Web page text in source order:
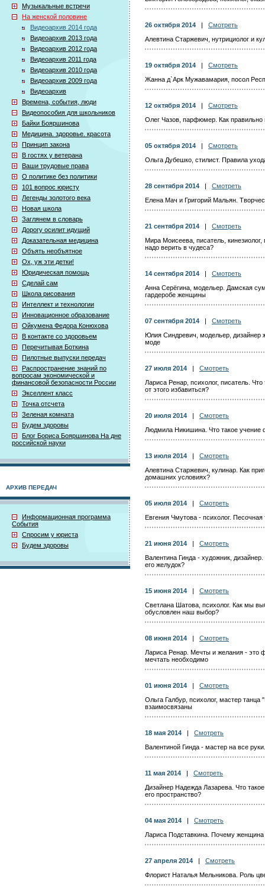
Музыкальные встречи
На женской половине
Видеоархив 2014 года
Видеоархив 2013 года
Видеоархив 2012 года
Видеоархив 2011 года
Видеоархив 2010 года
Видеоархив 2009 года
Видеоархив
Времена, события, люди
Видеопособия для школьников
Байки Бояршинова
Медицина. здоровье. красота
Принцип закона
В гостях у ветерана
Ваши трудовые права
О политике без политики
101 вопрос юристу
Легенды золотого века
Новая школа
Заглянем в словарь
Дорогу осилит идущий
Доказательная медицина
Объять необъятное
Ох, уж эти детки!
Юридическая помощь
Сделай сам
Школа рисования
Интеллект и технологии
Инновационное образование
Ойкумена Федора Конюхова
В контакте со здоровьем
Перечитывая Боткина
Пилотные выпуски передач
Распространение знаний по
вопросам экономической и
финансовой безопасности России
Экселлент класс
Точка отсчета
Зеленая комната
Будем здоровы
Блог Бориса Бояршинова На дне
российской науки
АРХИВ ПЕРЕДАЧ
Информационная программа
События
Спросим у юриста
Будем здоровы
26 октября 2014
Смотреть
Алевтина Старжевич, нутрициолог и
19 октября 2014
Смотреть
Жанна д`Арк Мужавамария, посол
12 октября 2014
Смотреть
Олег Чазов, парфюмер. Как правильно
05 октября 2014
Смотреть
Ольга Дубешко, стилист. Правила
28 сентября 2014
Смотреть
Елена Мач и Григорий Мальян.
21 сентября 2014
Смотреть
Мира Моисеева, писатель, кинезиолог,
надо верить в чудеса?
14 сентября 2014
Смотреть
Анна Серёгина, модельер. Дамская
гардеробе женщины
07 сентября 2014
Смотреть
Юлия Синдревич, модельер, дизайнер
моде
27 июля 2014
Смотреть
Лариса Ренар, психолог, писатель.
от этого избавиться?
20 июля 2014
Смотреть
Людмила Никишина. Что такое учение
13 июля 2014
Смотреть
Алевтина Старжевич, кулинар. Как
домашних условиях?
05 июля 2014
Смотреть
Евгения Чмутова - психолог. Песочная
21 июня 2014
Смотреть
Валентина Гинда - художник,
его желудок?
15 июня 2014
Смотреть
Светлана Шатова, психолог. Как мы
обусловлен наш выбор?
08 июня 2014
Смотреть
Лариса Ренар. Мечты и желания - это
мечтать необходимо
01 июня 2014
Смотреть
Ольга Галбур, психолог, мастер
взаимосвязаны
18 мая 2014
Смотреть
Валентиной Гинда - мастер на все
11 мая 2014
Смотреть
Дизайнер Надежда Лазарева. Что
его пространство?
04 мая 2014
Смотреть
Лариса Подставкина. Почему
27 апреля 2014
Смотреть
Флорист Наталья Мельникова. Роль